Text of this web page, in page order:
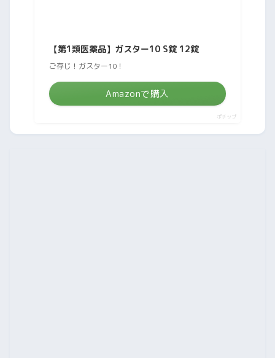
【第1類医薬品】ガスター10 S錠 12錠
ご存じ！ガスター10！
Amazonで購入
ポチップ